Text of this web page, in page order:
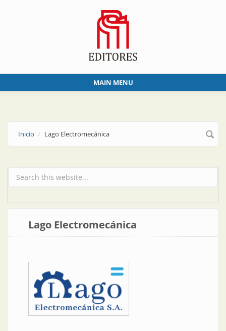
MAIN MENU
Inicio Lago Electromecánica
Formulario de búsqueda
Lago Electromecánica